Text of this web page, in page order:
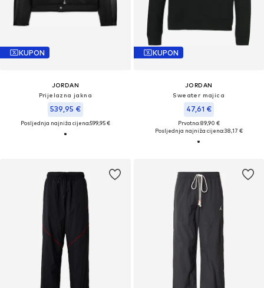
KUPON
JORDAN
Prijelazna jakna
539,95 €
Posljednja najniža cijena:599,95 €
KUPON
JORDAN
Sweater majica
47,61 €
Prvotno: 89,90 €
Posljednja najniža cijena:38,17 €